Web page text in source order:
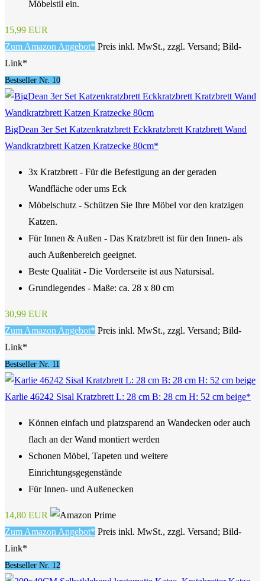
Möbelstil ein.
15,99 EUR
Zum Amazon Angebot* Preis inkl. MwSt., zzgl. Versand; Bild-
Link*
Bestseller Nr. 10
BigDean 3er Set Katzenkratzbrett Eckkratzbrett Kratzbrett Wand
Wandkratzbrett Katzen Kratzecke 80cm*
3x Kratzbrett - Für die Befestigung an der geraden
Wandfläche oder ums Eck
Möbelschutz - Schützen Sie Ihre Möbel vor den kratzigen
Katzen.
Für Innen & Außen - Das Kratzbrett ist für den Innen- als
auch Außenbereich geeignet.
Beste Qualität - Die Vorderseite ist aus Natursisal.
Grundlegendes - Maße: ca. 28 x 80 cm
30,99 EUR
Zum Amazon Angebot* Preis inkl. MwSt., zzgl. Versand; Bild-
Link*
Bestseller Nr. 11
Karlie 46242 Sisal Kratzbrett L: 28 cm B: 28 cm H: 52 cm beige*
Können einfach und platzsparend an Wandecken oder auch
flach an der Wand montiert werden
Schonen Möbel, Tapeten und weitere
Einrichtungsgegenstände
Für Innen- und Außenecken
14,80 EUR
Zum Amazon Angebot* Preis inkl. MwSt., zzgl. Versand; Bild-
Link*
Bestseller Nr. 12